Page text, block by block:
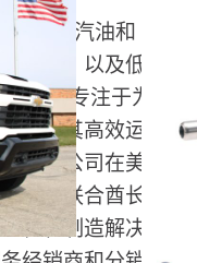
造用于汽油和
部件，以及低
年，专注于为
保持其高效运
术。公司在美
拉伯联合酋长
程和制造解决